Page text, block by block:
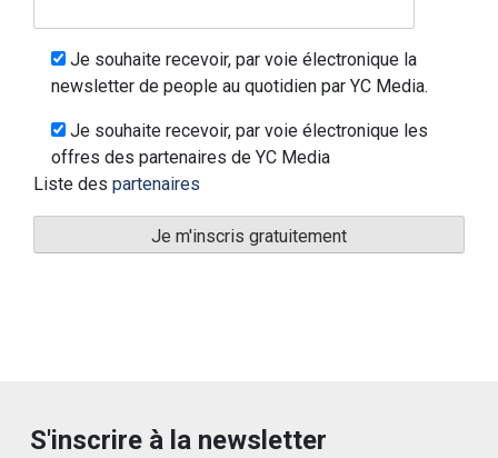
Je souhaite recevoir, par voie électronique la
newsletter de people au quotidien par YC Media.
Je souhaite recevoir, par voie électronique les
offres des partenaires de YC Media
Liste des partenaires
S'inscrire à la newsletter